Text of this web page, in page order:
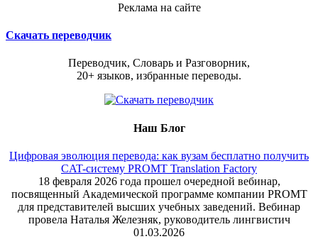
Реклама на сайте
Скачать переводчик
Переводчик, Словарь и Разговорник,
20+ языков, избранные переводы.
Наш Блог
Цифровая эволюция перевода: как вузам бесплатно получить
CAT-систему PROMT Translation Factory
18 февраля 2026 года прошел очередной вебинар,
посвященный Академической программе компании PROMT
для представителей высших учебных заведений. Вебинар
провела Наталья Железняк, руководитель лингвистич
01.03.2026